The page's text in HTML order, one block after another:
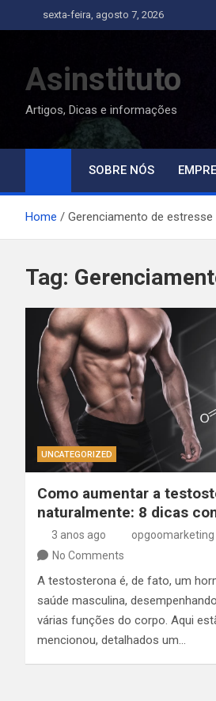
to
sexta-feira, agosto 7, 2026
Asinstituto
Artigos, Dicas e informações
SOBRE NÓS
Home Gerenciamento de estresse
Tag:
UNCATEGORIZED
Como aumentar a
naturalmente: 8 dicas
3 anos ago
No Comments
A testosterona é, de fato, um
saúde masculina,
várias funções do corpo. Aqui
mencionou, detalhados um…